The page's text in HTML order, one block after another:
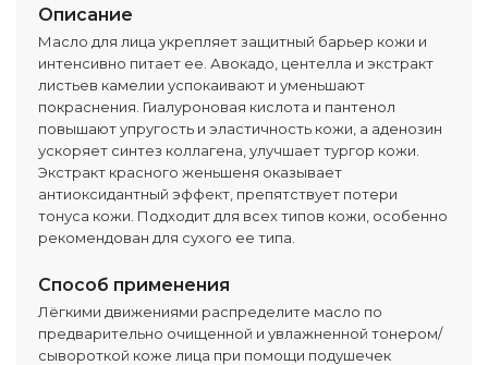
Описание
Масло для лица укрепляет защитный барьер кожи и
интенсивно питает ее. Авокадо, центелла и экстракт
листьев камелии успокаивают и уменьшают
покраснения. Гиалуроновая кислота и пантенол
повышают упругость и эластичность кожи, а аденозин
ускоряет синтез коллагена, улучшает тургор кожи.
Экстракт красного женьшеня оказывает
антиоксидантный эффект, препятствует потери
тонуса кожи. Подходит для всех типов кожи, особенно
рекомендован для сухого ее типа.
Способ применения
Лёгкими движениями распределите масло по
предварительно очищенной и увлажненной тонером/
сывороткой коже лица при помощи подушечек